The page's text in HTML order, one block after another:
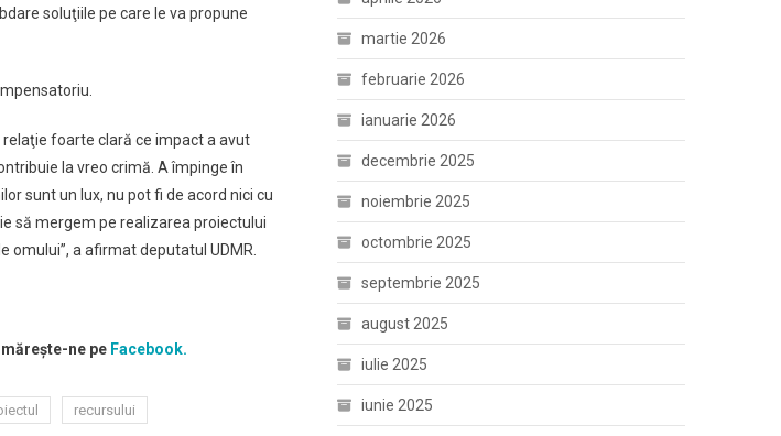
soluţiile pe care le va propune
relaţie foarte clară ce impact a avut
la vreo crimă. A împinge în
sunt un lux, nu pot fi de acord nici cu
să mergem pe realizarea proiectului
a afirmat deputatul UDMR.
ne pe Facebook.
recursului
martie 2026
februarie 2026
ianuarie 2026
decembrie 2025
noiembrie 2025
octombrie 2025
septembrie 2025
august 2025
iulie 2025
iunie 2025